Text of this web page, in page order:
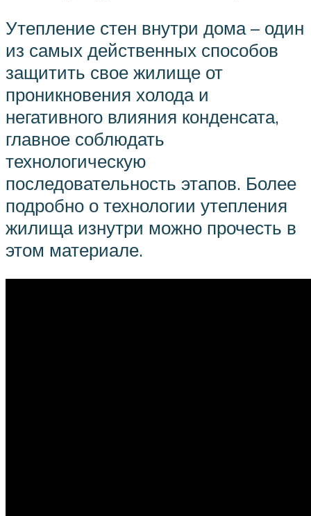
Утепление стен внутри дома – один
из самых действенных способов
защитить свое жилище от
проникновения холода и
негативного влияния конденсата,
главное соблюдать
технологическую
последовательность этапов. Более
подробно о технологии утепления
жилища изнутри можно прочесть в
этом материале.